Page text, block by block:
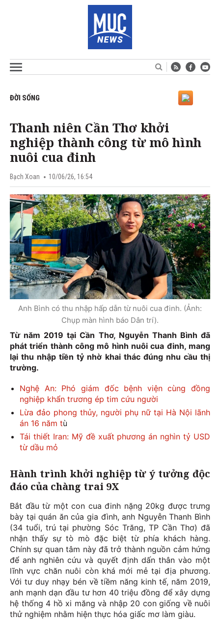
ĐỜI SỐNG
Thanh niên Cần Thơ khởi
nghiệp thành công từ mô hình
nuôi cua đinh
Bạch Xoan 10/06/26, 16:54
Anh Bình có thu nhập hấp dẫn từ nuôi cua đinh. (Ảnh:
Chụp màn hình báo Dân trí).
Từ năm 2019 tại Cần Thơ, Nguyễn Thanh Bình đã
phát triển thành công mô hình nuôi cua đinh, mang
lại thu nhập tiền tỷ nhờ khai thác đúng nhu cầu thị
trường.
Nghệ An: Phó giám đốc bệnh viện cùng đồng
nghiệp khẩn trương ép tim cứu người
Lừa đảo phong thủy, người phụ nữ tại Hà Nội lãnh
án 16 năm tù
Tái thiết Iran: Mỹ đề xuất phương án nghìn tỷ USD
từ dầu mỏ
Hành trình khởi nghiệp từ ý tưởng độc
đáo của chàng trai 9X
Bắt đầu từ một con cua đinh nặng 20kg được trưng
bày tại quán ăn của gia đình, anh Nguyễn Thanh Bình
(34 tuổi, trú tại phường Sóc Trăng, TP Cần Thơ) đã
nhận thấy sự tò mò đặc biệt từ phía khách hàng.
Chính sự quan tâm này đã trở thành nguồn cảm hứng
để anh nghiên cứu và quyết định dấn thân vào một
lĩnh vực chăn nuôi còn khá mới mẻ tại địa phương.
Với tư duy nhạy bén về tiềm năng kinh tế, năm 2019,
anh mạnh dạn đầu tư hơn 40 triệu đồng để xây dựng
hệ thống 4 hồ xi măng và nhập 20 con giống về nuôi
thử nghiệm nhằm hiện thực hóa giấc mơ làm giàu.